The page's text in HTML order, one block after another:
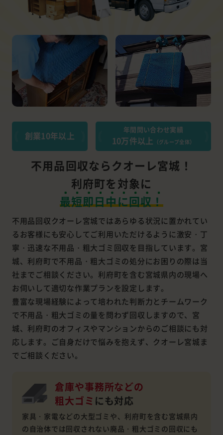
創業10年以上
年間問い合わせ実績
10万件以上 （グループ全体）
不用品回収ならクオーレ宮城！
利府町を対象に
最短即日中に回収！
不用品回収クオーレ宮城ではあらゆる状況に置かれてい
るお客様にも安心してご利用いただけるように激安・丁
寧・迅速な不用品・粗大ゴミ回収を目指しています。宮
城、利府町で不用品・粗大ゴミの処分にお困りの際は当
社までご相談ください。利府町を含む宮城県内の現場へ
お伺いして適切な作業プランを設定します。
豊富な現場経験によって培われた判断力とチームワーク
で不用品・粗大ゴミの量を問わず回収しますので、宮
城、利府町のオフィスやマンションからのご相談にも対
応します。ご自身だけで悩みを抱えず、クオーレ宮城ま
でご相談ください。
倉庫や事務所などの
粗大ゴミ にも対応
家具・家電などの大型ゴミや、利府町を含む宮城県内
の自治体では回収されない廃品・粗大ゴミの回収にも